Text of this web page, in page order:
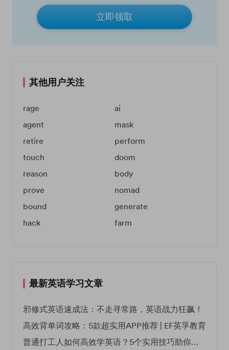
立即领取
其他用户关注
rage
ai
agent
mask
retire
perform
touch
doom
reason
body
prove
nomad
bound
generate
hack
farm
最新英语学习文章
邪修式英语速成法：不走寻常路，英语战力狂飙！
高效背单词攻略：5款超实用APP推荐 | EF英孚教育
普通打工人如何高效学英语？5个实用技巧助你突破职场瓶颈